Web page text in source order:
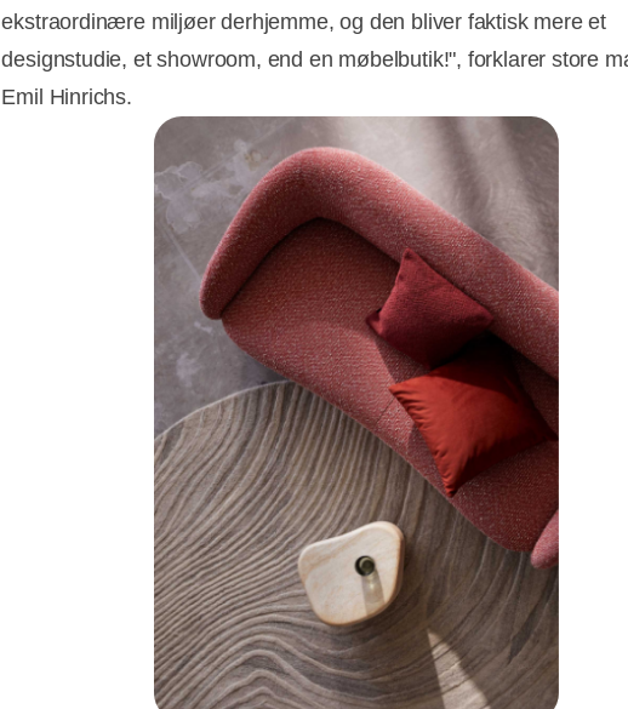
ekstraordinære miljøer derhjemme, og den bliver faktisk mere et
designstudie, et showroom, end en møbelbutik!", forklarer store
Emil Hinrichs.